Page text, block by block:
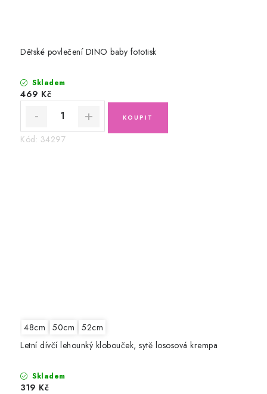
Dětské povlečení DINO baby fototisk
Skladem
469 Kč
Kód: 34297
48cm 50cm
52cm
Letní dívčí lehounký klobouček, sytě lososová krempa
Skladem
319 Kč